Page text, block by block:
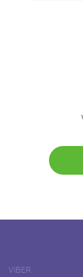
VIBER